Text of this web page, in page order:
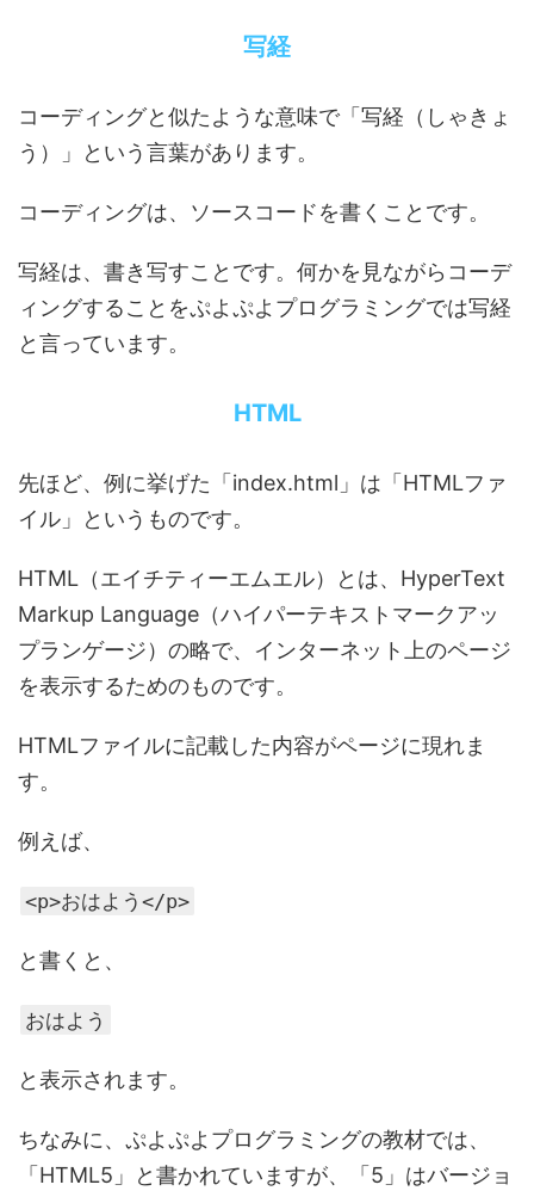
写経
コーディングと似たような意味で「写経（しゃきょ
う）」という言葉があります。
コーディングは、ソースコードを書くことです。
写経は、書き写すことです。何かを見ながらコーデ
ィングすることをぷよぷよプログラミングでは写経
と言っています。
HTML
先ほど、例に挙げた「index.html」は「HTMLファ
イル」というものです。
HTML（エイチティーエムエル）とは、HyperText
Markup Language（ハイパーテキストマークアッ
プランゲージ）の略で、インターネット上のページ
を表示するためのものです。
HTMLファイルに記載した内容がページに現れま
す。
例えば、
<p>おはよう</p>
と書くと、
おはよう
と表示されます。
ちなみに、ぷよぷよプログラミングの教材では、
「HTML5」と書かれていますが、「5」はバージョ